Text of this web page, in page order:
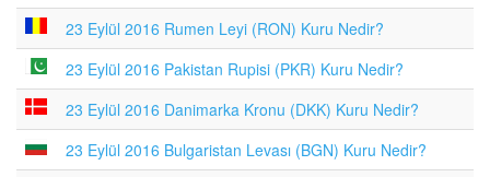
23 Eylül 2016 Rumen Leyi (RON) Kuru Nedir?
23 Eylül 2016 Pakistan Rupisi (PKR) Kuru Nedir?
23 Eylül 2016 Danimarka Kronu (DKK) Kuru Nedir?
23 Eylül 2016 Bulgaristan Levası (BGN) Kuru Nedir?